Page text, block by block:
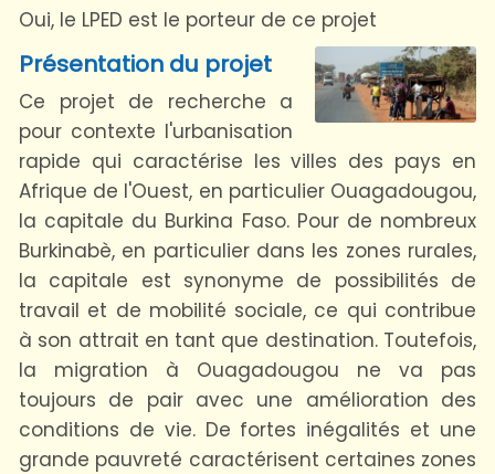
Oui, le LPED est le porteur de ce projet
Présentation du projet
Ce projet de recherche a
pour contexte l'urbanisation
rapide qui caractérise les villes des pays en
Afrique de l'Ouest, en particulier Ouagadougou,
la capitale du Burkina Faso. Pour de nombreux
Burkinabè, en particulier dans les zones rurales,
la capitale est synonyme de possibilités de
travail et de mobilité sociale, ce qui contribue
à son attrait en tant que destination. Toutefois,
la migration à Ouagadougou ne va pas
toujours de pair avec une amélioration des
conditions de vie. De fortes inégalités et une
grande pauvreté caractérisent certaines zones